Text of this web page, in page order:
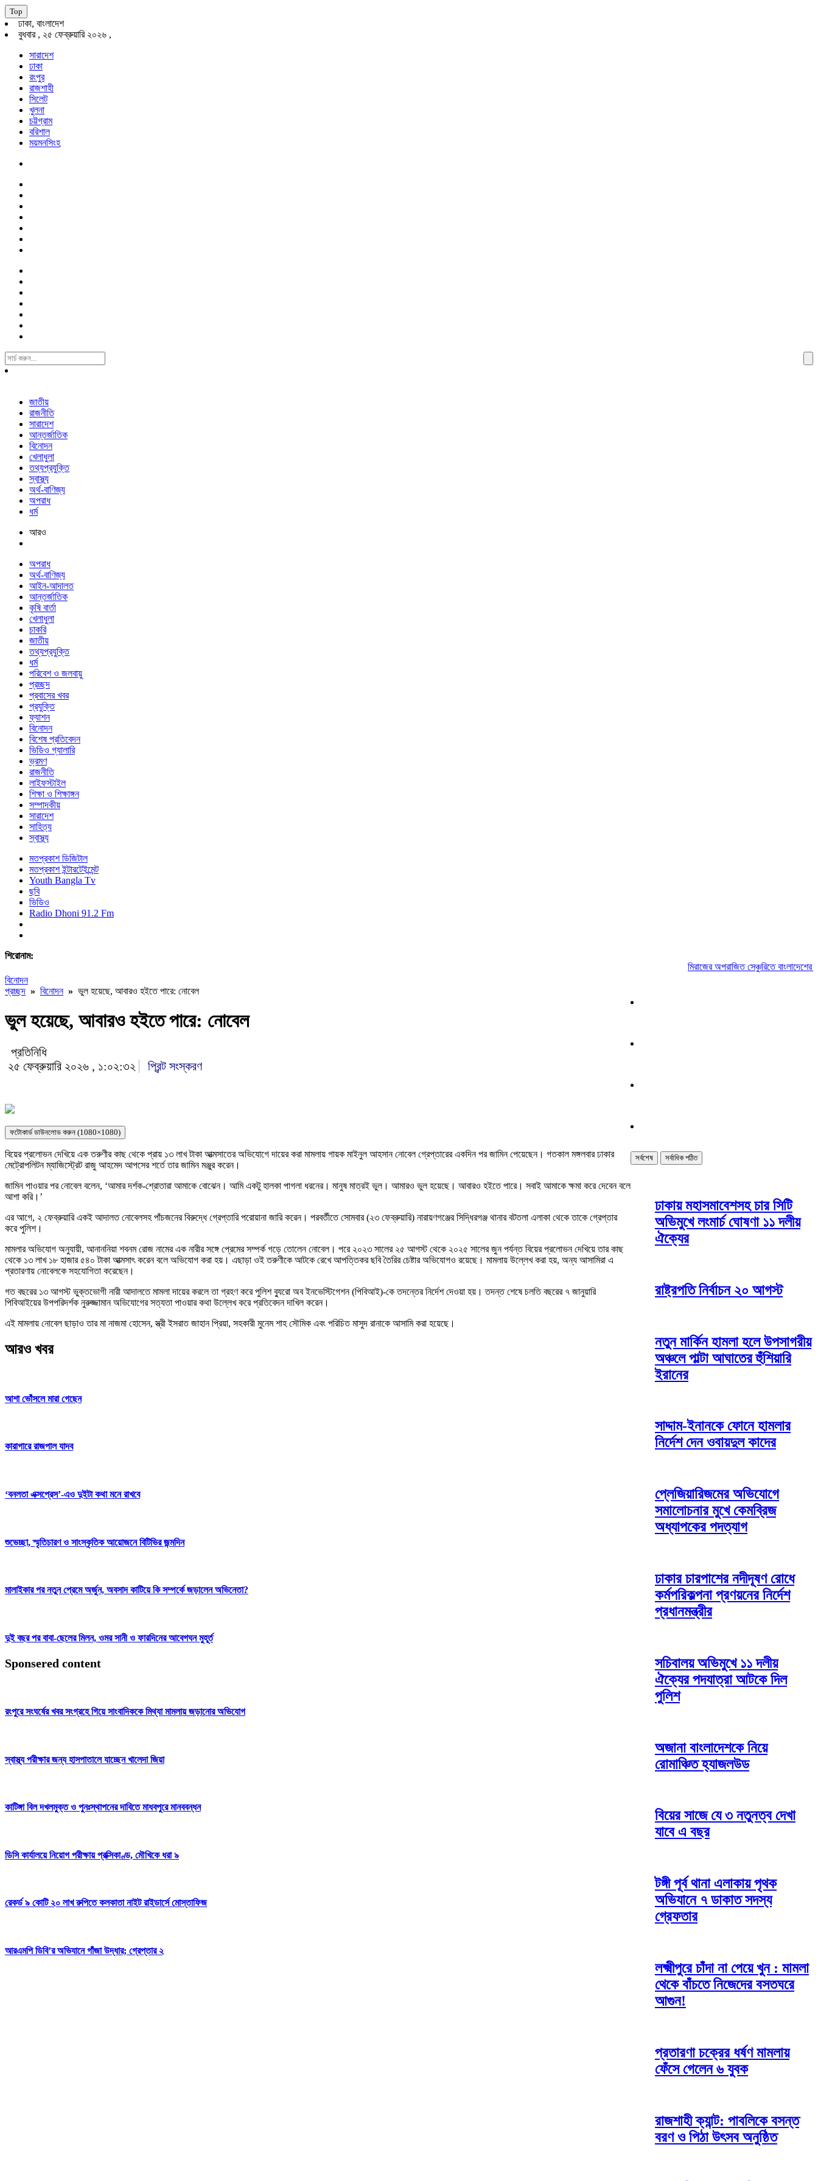
Top
ঢাকা, বাংলাদেশ
বুধবার , ২৫ ফেব্রুয়ারি ২০২৬ ,
সারাদেশ
ঢাকা
রংপুর
রাজশাহী
সিলেট
খুলনা
চট্টগ্রাম
বরিশাল
ময়মনসিংহ
Search
For:
জাতীয়
রাজনীতি
সারাদেশ
আন্তর্জাতিক
বিনোদন
খেলাধুলা
তথ্যপ্রযুক্তি
স্বাস্থ্য
অর্থ-বাণিজ্য
অপরাধ
ধর্ম
আরও
অপরাধ
অর্থ-বাণিজ্য
আইন-আদালত
আন্তর্জাতিক
কৃষি বার্তা
খেলাধুলা
চাকরি
জাতীয়
তথ্যপ্রযুক্তি
ধর্ম
পরিবেশ ও জলবায়ু
প্রচ্ছদ
প্রবাসের খবর
প্রযুক্তি
ফ্যাশন
বিনোদন
বিশেষ প্রতিবেদন
ভিডিও গ্যালারি
ভ্রমণ
রাজনীতি
লাইফস্টাইল
শিক্ষা ও শিক্ষাঙ্গন
সম্পাদকীয়
সারাদেশ
সাহিত্য
স্বাস্থ্য
মতপ্রকাশ ডিজিটাল
মতপ্রকাশ ইন্টারটেইন্মেন্ট
Youth Bangla Tv
ছবি
ভিডিও
Radio Dhoni 91.2 Fm
শিরোনাম:
মিরাজের অপরাজিত সেঞ্চুরিতে বাংলাদেশের লড়াই
বিনোদন
প্রচ্ছদ » বিনোদন» ভুল হয়েছে, আবারও হইতে পারে: নোবেল
ভুল হয়েছে, আবারও হইতে পারে: নোবেল
প্রতিনিধি
২৫ ফেব্রুয়ারি ২০২৬ , ১:০২:৩২
প্রিন্ট সংস্করণ
ফটোকার্ড ডাউনলোড করুন (1080×1080)
বিয়ের প্রলোভন দেখিয়ে এক তরুণীর কাছ থেকে প্রায় ১৩ লাখ টাকা আত্মসাতের অভিযোগে দায়ের করা মামলায় গায়ক মাইনুল আহসান নোবেল গ্রেপ্তারের একদিন পর জামিন পেয়েছেন। গতকাল মঙ্গলবার ঢাকার
মেট্রোপলিটন ম্যাজিস্ট্রেট রাজু আহমেদ আপসের শর্তে তার জামিন মঞ্জুর করেন।
জামিন পাওয়ার পর নোবেল বলেন, ‘আমার দর্শক-শ্রোতারা আমাকে বোঝেন। আমি একটু হালকা পাগলা ধরনের। মানুষ মাত্রই ভুল। আমারও ভুল হয়েছে। আবারও হইতে পারে। সবাই আমাকে ক্ষমা করে দেবেন বলে
আশা করি।’
এর আগে, ২ ফেব্রুয়ারি একই আদালত নোবেলসহ পাঁচজনের বিরুদ্ধে গ্রেপ্তারি পরোয়ানা জারি করেন। পরবর্তীতে সোমবার (২৩ ফেব্রুয়ারি) নারায়ণগঞ্জের সিদ্ধিরগঞ্জ থানার বটতলা এলাকা থেকে তাকে গ্রেপ্তার
করে পুলিশ।
মামলার অভিযোগ অনুযায়ী, আনাননিয়া শবনম রোজ নামের এক নারীর সঙ্গে প্রেমের সম্পর্ক গড়ে তোলেন নোবেল। পরে ২০২৩ সালের ২৫ আগস্ট থেকে ২০২৫ সালের জুন পর্যন্ত বিয়ের প্রলোভন দেখিয়ে তার কাছ
থেকে ১৩ লাখ ১৮ হাজার ৫৪০ টাকা আত্মসাৎ করেন বলে অভিযোগ করা হয়। এছাড়া ওই তরুণীকে আটকে রেখে আপত্তিকর ছবি তৈরির চেষ্টার অভিযোগও রয়েছে। মামলায় উল্লেখ করা হয়, অন্য আসামিরা এ
প্রতারণায় নোবেলকে সহযোগিতা করেছেন।
গত বছরের ১৩ আগস্ট ভুক্তভোগী নারী আদালতে মামলা দায়ের করলে তা গ্রহণ করে পুলিশ ব্যুরো অব ইনভেস্টিগেশন (পিবিআই)-কে তদন্তের নির্দেশ দেওয়া হয়। তদন্ত শেষে চলতি বছরের ৭ জানুয়ারি
পিবিআইয়ের উপপরিদর্শক নুরুজ্জামান অভিযোগের সত্যতা পাওয়ার কথা উল্লেখ করে প্রতিবেদন দাখিল করেন।
এই মামলায় নোবেল ছাড়াও তার মা নাজমা হোসেন, স্ত্রী ইসরাত জাহান প্রিয়া, সহকারী মুনেম শাহ সৌমিক এবং পরিচিত মাসুদ রানাকে আসামি করা হয়েছে।
আরও খবর
আশা ভোঁসলে মারা গেছেন
কারাগারে রাজপাল যাদব
‘বনলতা এক্সপ্রেস’-এও দুইটা কথা মনে রাখবে
শুভেচ্ছা, স্মৃতিচারণ ও সাংস্কৃতিক আয়োজনে বিটিভির জন্মদিন
মালাইকার পর নতুন প্রেমে অর্জুন, অবসাদ কাটিয়ে কি সম্পর্কে জড়ালেন অভিনেতা?
দুই বছর পর বাবা-ছেলের মিলন, ওমর সানী ও ফারদিনের আবেগঘন মুহূর্ত
Sponsered content
রংপুরে সংঘর্ষের খবর সংগ্রহে গিয়ে সাংবাদিককে মিথ্যা মামলায় জড়ানোর অভিযোগ
স্বাস্থ্য পরীক্ষার জন্য হাসপাতালে যাচ্ছেন খালেদা জিয়া
কাটিঙ্গা বিল দখলমুক্ত ও পুনঃস্থাপনের দাবিতে মাধবপুরে মানববন্ধন
ডিসি কার্যালয়ে নিয়োগ পরীক্ষায় প্রক্সিকাণ্ড, মৌখিকে ধরা ৯
রেকর্ড ৯ কোটি ২০ লাখ রুপিতে কলকাতা নাইট রাইডার্সে মোস্তাফিজ
আরএমপি ডিবি’র অভিযানে গাঁজা উদ্ধার; গ্রেপ্তার ২
সর্বশেষ সর্বাধিক পঠিত
ঢাকায় মহাসমাবেশসহ চার সিটি
অভিমুখে লংমার্চ ঘোষণা ১১ দলীয়
ঐক্যের
রাষ্ট্রপতি নির্বাচন ২০ আগস্ট
নতুন মার্কিন হামলা হলে উপসাগরীয়
অঞ্চলে পাল্টা আঘাতের হুঁশিয়ারি
ইরানের
সাদ্দাম-ইনানকে ফোনে হামলার
নির্দেশ দেন ওবায়দুল কাদের
প্লেজিয়ারিজমের অভিযোগে
সমালোচনার মুখে কেমব্রিজ
অধ্যাপকের পদত্যাগ
ঢাকার চারপাশের নদীদূষণ রোধে
কর্মপরিকল্পনা প্রণয়নের নির্দেশ
প্রধানমন্ত্রীর
সচিবালয় অভিমুখে ১১ দলীয়
ঐক্যের পদযাত্রা আটকে দিল
পুলিশ
অজানা বাংলাদেশকে নিয়ে
রোমাঞ্চিত হ্যাজলউড
বিয়ের সাজে যে ৩ নতুনত্ব দেখা
যাবে এ বছর
টঙ্গী পূর্ব থানা এলাকায় পৃথক
অভিযানে ৭ ডাকাত সদস্য
গ্রেফতার
লক্ষ্মীপুরে চাঁদা না পেয়ে খুন : মামলা
থেকে বাঁচতে নিজেদের বসতঘরে
আগুন!
প্রতারণা চক্রের ধর্ষণ মামলায়
ফেঁসে গেলেন ৬ যুবক
রাজশাহী ক্যান্ট: পাবলিকে বসন্ত
বরণ ও পিঠা উৎসব অনুষ্ঠিত